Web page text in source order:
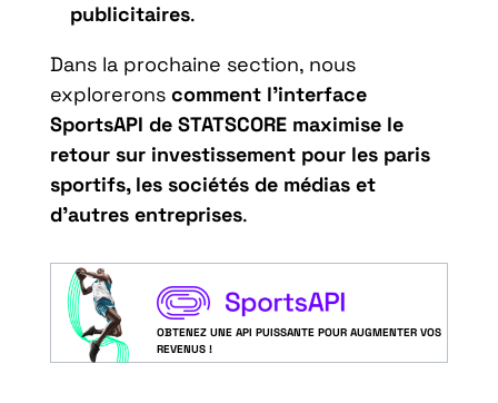
publicitaires.
Dans la prochaine section, nous
explorerons comment l’interface
SportsAPI de STATSCORE maximise le
retour sur investissement pour les paris
sportifs, les sociétés de médias et
d’autres entreprises.
OBTENEZ UNE API PUISSANTE POUR AUGMENTER VOS
REVENUS !